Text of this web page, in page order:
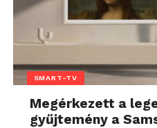
SMART-TV
Megérkezett a
gyűjtemény a